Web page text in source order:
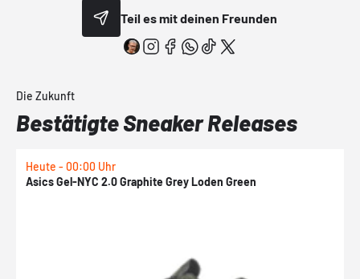
Teil es mit deinen Freunden
Die Zukunft
Bestätigte Sneaker Releases
Heute - 00:00 Uhr
Asics Gel-NYC 2.0 Graphite Grey Loden Green